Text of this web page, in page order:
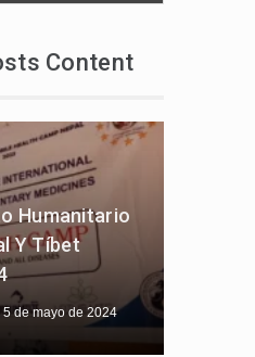
Content
Humanitario
Y Tíbet
5 de mayo de 2024